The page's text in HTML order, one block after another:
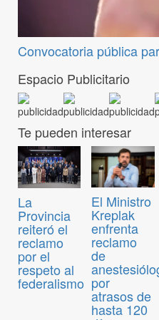
Convocatoria pública
Espacio Publicitario
Te pueden interesar
La
Provincia
reiteró el
reclamo
por el
respeto al
federalismo
El Ministro
Kreplak
enfrenta
reclamo
de
por
atrasos de
hasta 120